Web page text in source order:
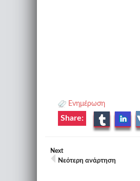
Ενημέρωση
Share:
Next
Νεότερη ανάρτηση